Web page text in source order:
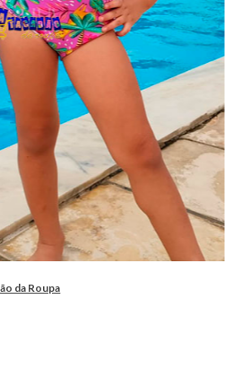
da Roupa